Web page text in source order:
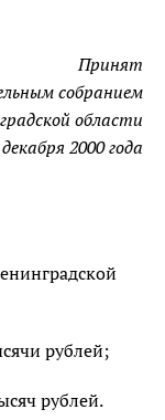
Принят
собранием
области
2000 года
рублей;
рублей.